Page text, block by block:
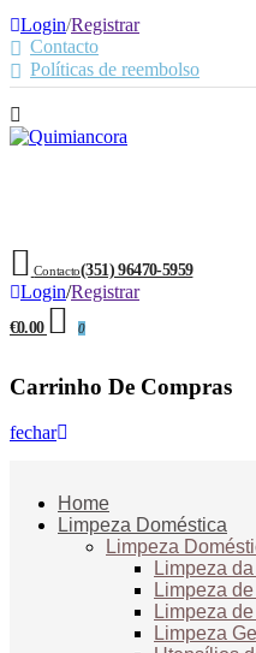
Login/Registrar
Contacto
Políticas de reembolso
Contacto(351) 96470-5959
Login/Registrar
€0.00 0
Carrinho De Compras
fechar
Home
Limpeza Doméstica
Limpeza
Limpeza
Limpeza
Limpeza
Limpeza